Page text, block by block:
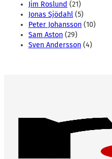
Jim Roslund (21)
Jonas Sjödahl (5)
Peter Johansson (10)
Sam Aston (29)
Sven Andersson (4)